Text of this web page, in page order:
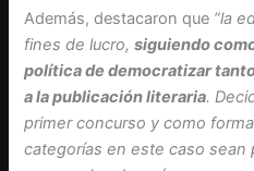
Además, destacaron que “la
fines de lucro,siguiendo
política de democratizar
a la publicación literaria.
primer concurso y como
categorías en este caso sean